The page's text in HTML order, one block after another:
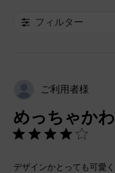
フィルター
ご利用者様
めっちゃか
デザインかとっても可愛